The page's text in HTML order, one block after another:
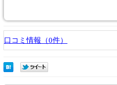
口コミ情報（0件）